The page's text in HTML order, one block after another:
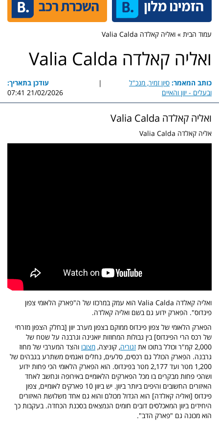
עמוד הבית » ואליה קאלדה Valia Calda
ואליה קאלדה Valia Calda
כותב המאמר: סיון זמיר, מנכ"ל
ובעלים - יוון והאיים
|
עודכן בתאריך:
21/02/2026 07:41
ואליה קאלדה Valia Calda
אליה קאלדה Valia Calda
ואליה קאלדה Valia Calda הוא עמק במרכזו של ה"פארק הלאומי צפון
פינדוס". הפארק ידוע גם בשם ואליה קאלדה.
הפארק הלאומי של צפון פינדוס ממוקם בצפון מערב יוון [בחלק הצפון מזרחי
של רכס הרי הפינדוס] בין גבולות המחוזות יואנינה וגרבנה על שטח של
2,000 קמ"ר וכולל בתוכו את
זגוריה, קוניצה, מצובו והצד המערבי של מחוז
גרבנה. הפארק הכולל גם רכסים, סלעים, נחלים ואגמים משתרע בגבהים של
1,200 מטר ועד 2,177 מטר בפינדוס
. הוא הפארק הלאומי הכי פחות ידוע
ושהכי פחות מבקרים בו מכל הפארקים הלאומיים באירופה ונחשב לאחד
האיזורים החשובים והיפים ביותר ביוון. יש ביוון 10 פארקים לאומיים, צפון
פינדוס [ואליה קאלדה] הוא הגדול מכולם והוא גם אחד משלושת האיזורים
היחידים ביוון המאכלסים דובים חומים הנמצאים בסכנת הכחדה. בעקבות כך
הוא מכונה גם "פארק הדב".